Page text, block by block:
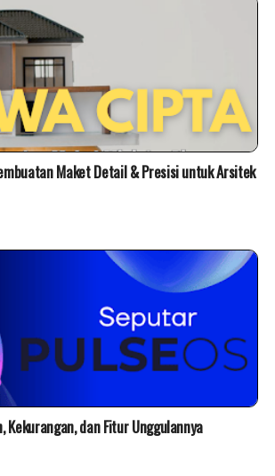
Maket Detail & Presisi untuk Arsitek
Kekurangan, dan Fitur Unggulannya